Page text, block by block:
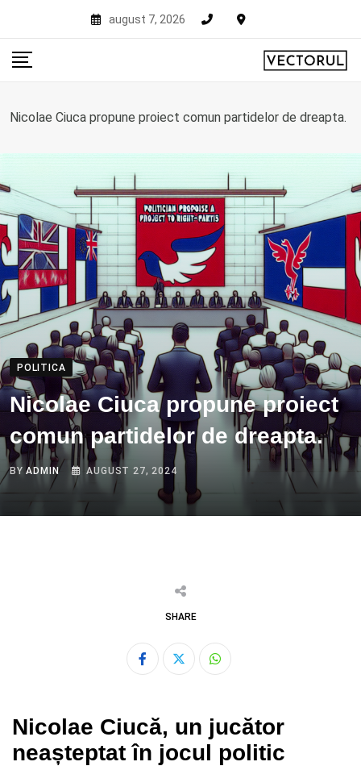
content
august 7, 2026
Nicolae Ciuca propune proiect comun partidelor de dreapta.
POLITICA
Nicolae Ciuca propune proiect
comun partidelor de dreapta.
BYADMIN AUGUST 27, 2024
SHARE
Whatsapp
Nicolae Ciucă, un jucător
neașteptat în jocul politic